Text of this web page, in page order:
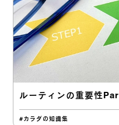
ルーティンの重要性
#カラダの知識集